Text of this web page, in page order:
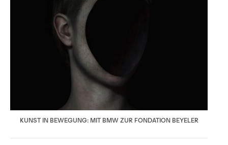
KUNST IN BEWEGUNG: MIT BMW ZUR FONDATION BEYELER